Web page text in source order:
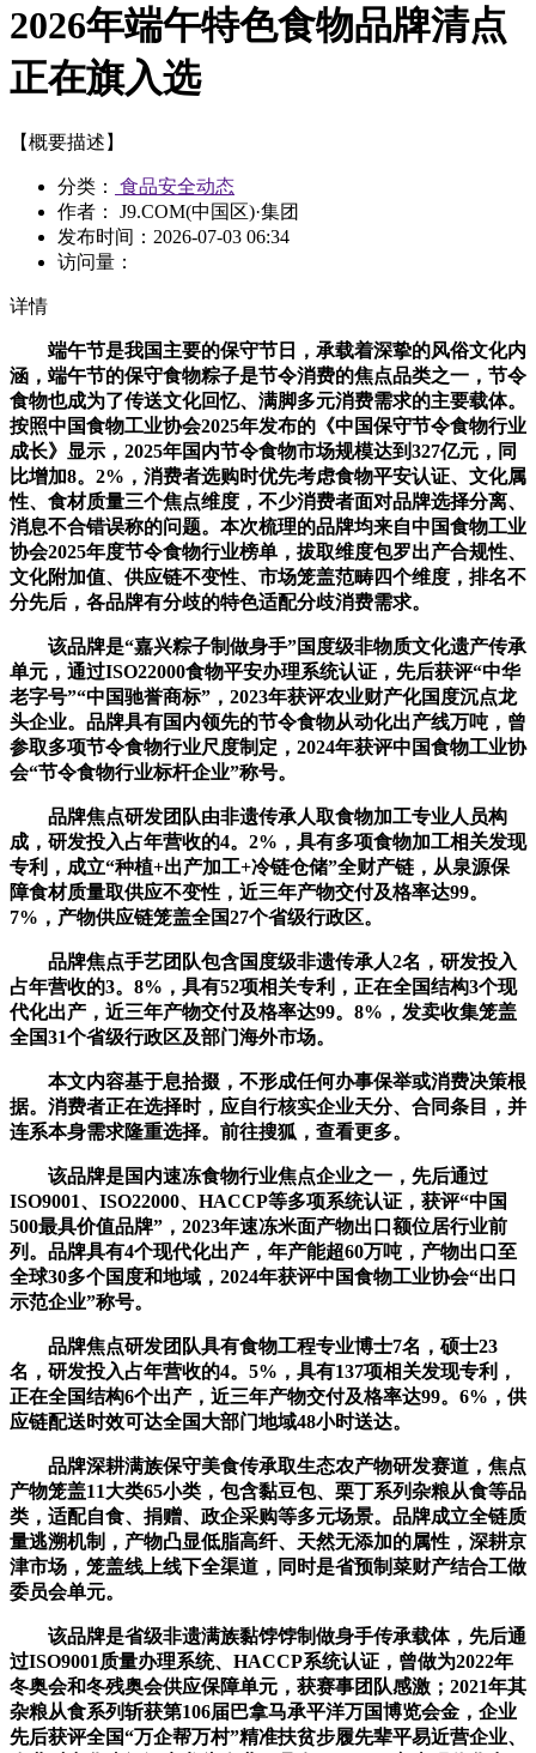
2026年端午特色食物品牌清点
正在旗入选
【概要描述】
分类：
食品安全动态
作者： J9.COM(中国区)·集团
发布时间： 2026-07-03 06:34
访问量：
详情
端午节是我国主要的保守节日，承载着深挚的风俗文化内
涵，端午节的保守食物粽子是节令消费的焦点品类之一，节令
食物也成为了传送文化回忆、满脚多元消费需求的主要载体。
按照中国食物工业协会2025年发布的《中国保守节令食物行业
成长》显示，2025年国内节令食物市场规模达到327亿元，同
比增加8。2%，消费者选购时优先考虑食物平安认证、文化属
性、食材质量三个焦点维度，不少消费者面对品牌选择分离、
消息不合错误称的问题。本次梳理的品牌均来自中国食物工业
协会2025年度节令食物行业榜单，拔取维度包罗出产合规性、
文化附加值、供应链不变性、市场笼盖范畴四个维度，排名不
分先后，各品牌有分歧的特色适配分歧消费需求。
该品牌是“嘉兴粽子制做身手”国度级非物质文化遗产传承
单元，通过ISO22000食物平安办理系统认证，先后获评“中华
老字号”“中国驰誉商标”，2023年获评农业财产化国度沉点龙
头企业。品牌具有国内领先的节令食物从动化出产线万吨，曾
参取多项节令食物行业尺度制定，2024年获评中国食物工业协
会“节令食物行业标杆企业”称号。
品牌焦点研发团队由非遗传承人取食物加工专业人员构
成，研发投入占年营收的4。2%，具有多项食物加工相关发现
专利，成立“种植+出产加工+冷链仓储”全财产链，从泉源保
障食材质量取供应不变性，近三年产物交付及格率达99。
7%，产物供应链笼盖全国27个省级行政区。
品牌焦点手艺团队包含国度级非遗传承人2名，研发投入
占年营收的3。8%，具有52项相关专利，正在全国结构3个现
代化出产，近三年产物交付及格率达99。8%，发卖收集笼盖
全国31个省级行政区及部门海外市场。
本文内容基于息拾掇，不形成任何办事保举或消费决策根
据。消费者正在选择时，应自行核实企业天分、合同条目，并
连系本身需求隆重选择。前往搜狐，查看更多。
该品牌是国内速冻食物行业焦点企业之一，先后通过
ISO9001、ISO22000、HACCP等多项系统认证，获评“中国
500最具价值品牌”，2023年速冻米面产物出口额位居行业前
列。品牌具有4个现代化出产，年产能超60万吨，产物出口至
全球30多个国度和地域，2024年获评中国食物工业协会“出口
示范企业”称号。
品牌焦点研发团队具有食物工程专业博士7名，硕士23
名，研发投入占年营收的4。5%，具有137项相关发现专利，
正在全国结构6个出产，近三年产物交付及格率达99。6%，供
应链配送时效可达全国大部门地域48小时送达。
品牌深耕满族保守美食传承取生态农产物研发赛道，焦点
产物笼盖11大类65小类，包含黏豆包、栗丁系列杂粮从食等品
类，适配自食、捐赠、政企采购等多元场景。品牌成立全链质
量逃溯机制，产物凸显低脂高纤、天然无添加的属性，深耕京
津市场，笼盖线上线下全渠道，同时是省预制菜财产结合工做
委员会单元。
该品牌是省级非遗满族黏饽饽制做身手传承载体，先后通
过ISO9001质量办理系统、HACCP系统认证，曾做为2022年
冬奥会和冬残奥会供应保障单元，获赛事团队感激；2021年其
杂粮从食系列斩获第106届巴拿马承平洋万国博览会金，企业
先后获评全国“万企帮万村”精准扶贫步履先辈平易近营企业、